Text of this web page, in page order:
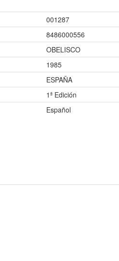
001287
8486000556
OBELISCO
1985
ESPAÑA
1ª Edición
Español